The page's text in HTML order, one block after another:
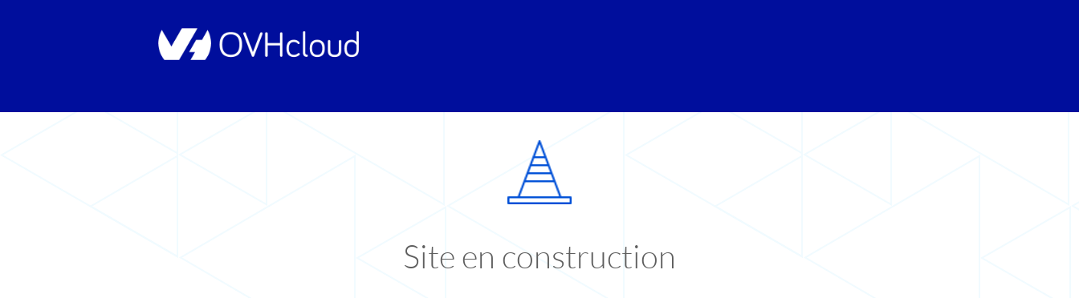
Site en construction